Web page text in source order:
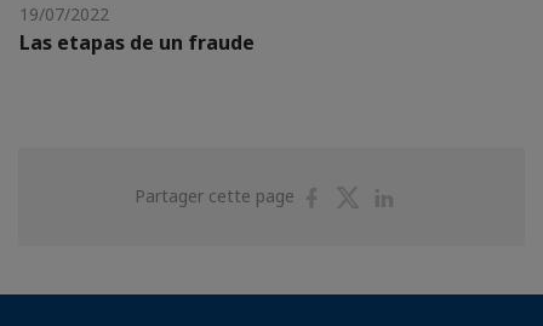
19/07/2022
Las etapas de un fraude
Partager cette page
PartagerPartager